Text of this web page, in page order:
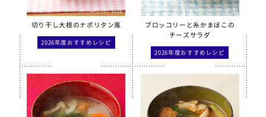
切り干し大根のナポリタン風
2026年度おすすめレシピ
ブロッコリーと糸かまぼこの
チーズサラダ
2026年度おすすめレシピ